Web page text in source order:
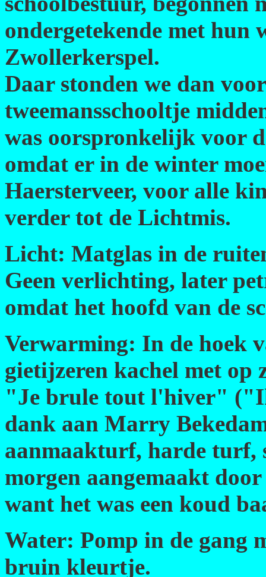
ondergetekende met hun
Zwollerkerspel.
Daar stonden we dan
tweemansschooltje
was oorspronkelijk voor
omdat er in de winter
Haersterveer, voor alle
verder tot de Lichtmis.
Licht: Matglas in de
Geen verlichting, later
omdat het hoofd van de
Verwarming: In de hoek
gietijzeren kachel met
"Je brule tout l'hiver"
dank aan Marry
aanmaakturf, harde turf,
morgen aangemaakt
want het was een koud
Water: Pomp in de gang
bruin kleurtje.